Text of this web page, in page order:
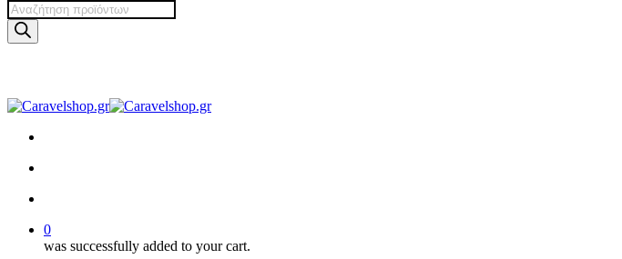
to
content
Products
search
0
was successfully added to your cart.